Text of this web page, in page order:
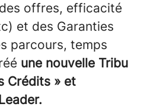
offres, efficacité
et des Garanties
parcours, temps
une nouvelle Tribu
Crédits » et